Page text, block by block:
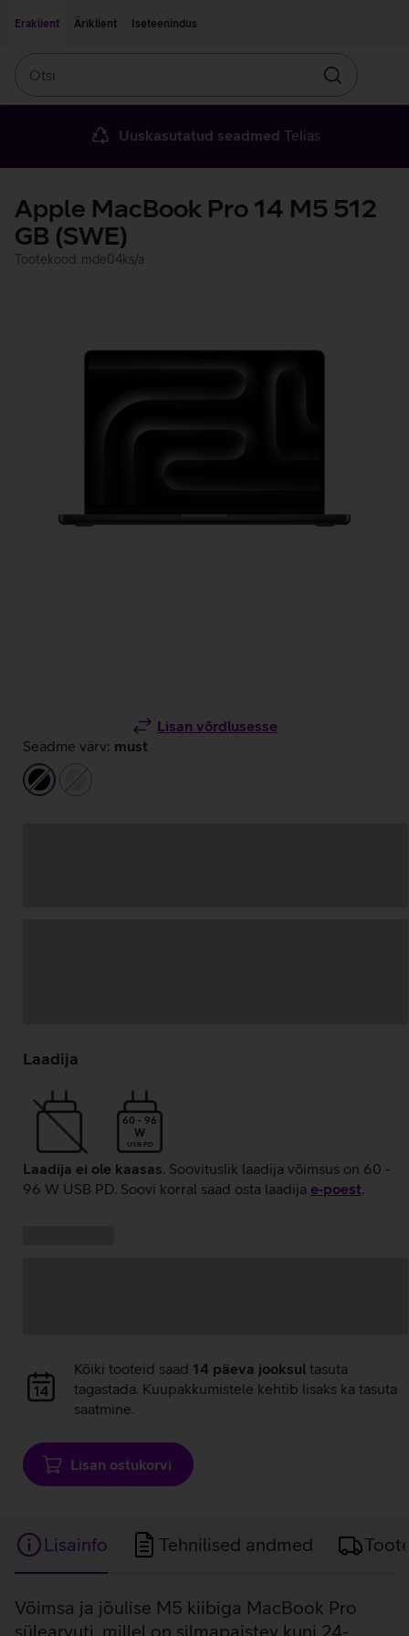
Eraklient
Äriklient Iseteenindus
Otsin
Uuskasutatud seadmed Telias
Apple MacBook Pro 14 M5 512
GB (SWE)
Tootekood: mde04ks/a
Lisan võrdlusesse
Seadme värv: must
must
hõbedane
laadimine
Laadija
60 - 96
W
USB PD
Laadija ei ole kaasas. Soovituslik laadija võimsus on 60 -
96 W USB PD. Soovi korral saad osta laadija e‑poest.
Andmete
laadimine
Kõiki tooteid saad 14 päeva jooksul tasuta
tagastada. Kuupakkumistele kehtib lisaks ka tasuta
saatmine.
Lisan ostukorvi
Lisainfo Tehnilised andmed
Lisainfo
Võimsa ja jõulise M5 kiibiga MacBook Pro
sülearvuti, millel on silmapaistev kuni 24-